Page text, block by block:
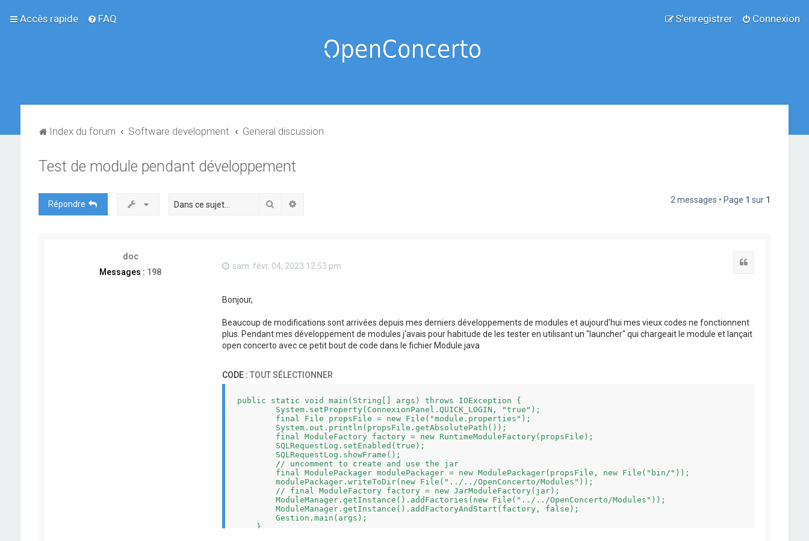
Accès rapide FAQ Connexion
S’enregistrer
Index du forum Software development General discussion
Test de module pendant développement
Répondre Rechercher 2 messages • Page 1 sur 1
doc
Messages : 198
sam. févr. 04, 2023 12:53 pm
Bonjour,
Beaucoup de modifications sont arrivées depuis mes derniers développements de modules et aujourd'hui mes vieux codes ne fonctionnent
plus. Pendant mes développement de modules j'avais pour habitude de les tester en utilisant un "launcher" qui chargeait le module et lançait
open concerto avec ce petit bout de code dans le fichier Module.java
CODE : TOUT SÉLECTIONNER
public static void main(String[] args) throws IOException {
        System.setProperty(ConnexionPanel.QUICK_LOGIN, "true");
        final File propsFile = new File("module.properties");
        System.out.println(propsFile.getAbsolutePath());
        final ModuleFactory factory = new RuntimeModuleFactory(propsFile);
        SQLRequestLog.setEnabled(true);
        SQLRequestLog.showFrame();
        // uncomment to create and use the jar
        final ModulePackager modulePackager = new ModulePackager(propsFile, new File("bin/"));
        modulePackager.writeToDir(new File("../../OpenConcerto/Modules"));
        // final ModuleFactory factory = new JarModuleFactory(jar);
        ModuleManager.getInstance().addFactories(new File("../../OpenConcerto/Modules"));
        ModuleManager.getInstance().addFactoryAndStart(factory, false);
        Gestion.main(args);
    }